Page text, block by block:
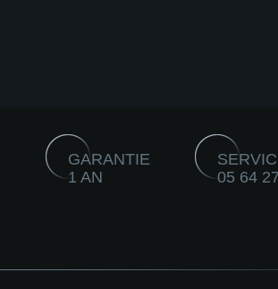
GARANTIE
1 AN
05 64